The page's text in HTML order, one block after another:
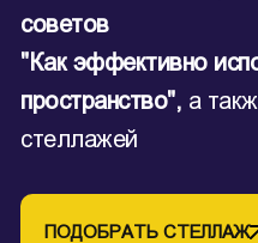
советов
"Как эффективно
пространство", а
стеллажей
ПОДОБРАТЬ СТЕЛЛАЖ